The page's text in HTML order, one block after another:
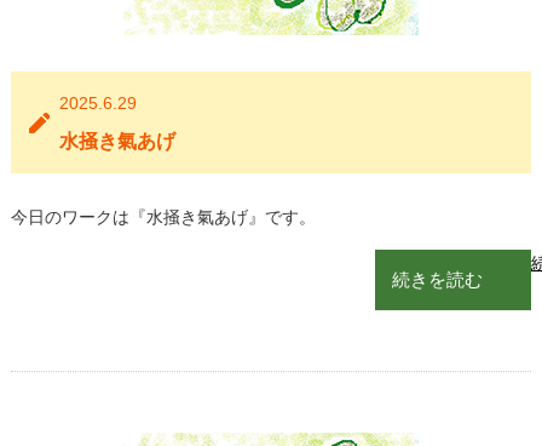
2025.6.29
水掻き氣あげ
今日のワークは『水掻き氣あげ』です。